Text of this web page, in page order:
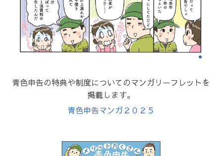
青色申告の特典や制度についてのマンガリーフレットを
掲載します。
青色申告マンガ２０２５